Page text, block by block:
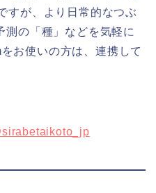
すが、より日常的なつぶ
測の「種」などを気軽に
お使いの方は、連携して